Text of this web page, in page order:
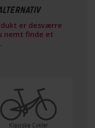
er desværre
nemt finde et
Klasiske Cykler